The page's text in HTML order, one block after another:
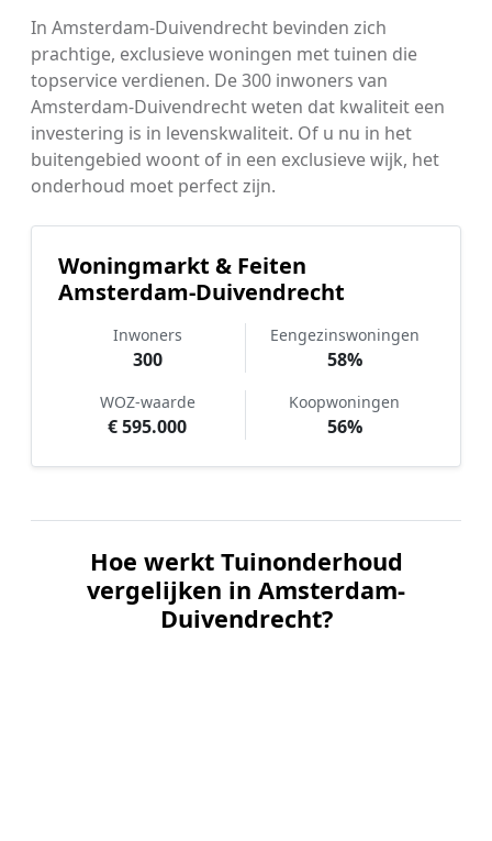
In Amsterdam-Duivendrecht bevinden zich
prachtige, exclusieve woningen met tuinen die
topservice verdienen. De 300 inwoners van
Amsterdam-Duivendrecht weten dat kwaliteit een
investering is in levenskwaliteit. Of u nu in het
buitengebied woont of in een exclusieve wijk, het
onderhoud moet perfect zijn.
Woningmarkt & Feiten
Amsterdam-Duivendrecht
Inwoners
300
Eengezinswoningen
58%
WOZ-waarde
€ 595.000
Koopwoningen
56%
Hoe werkt Tuinonderhoud
vergelijken in Amsterdam-
Duivendrecht?